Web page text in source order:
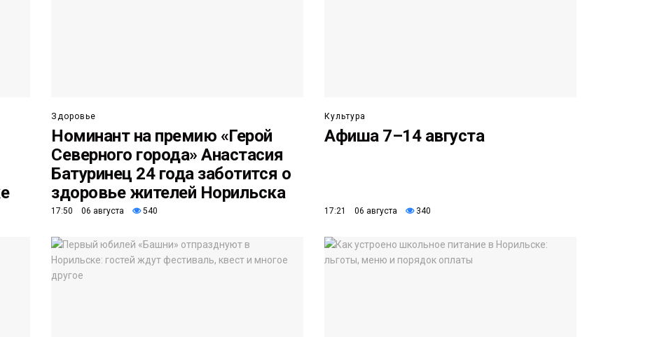
Здоровье
Номинант на премию «Герой
Северного города» Анастасия
Батуринец 24 года заботится о
здоровье жителей Норильска
17:50 06 августа 540
Культура
Афиша 7–14 августа
17:21 06 августа 340